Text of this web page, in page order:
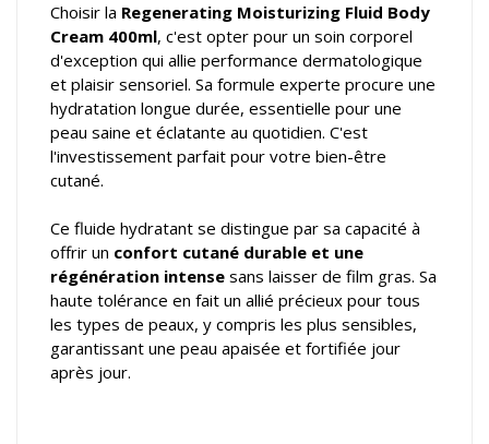
Choisir la Regenerating Moisturizing Fluid Body
Cream 400ml, c'est opter pour un soin corporel
d'exception qui allie performance dermatologique
et plaisir sensoriel. Sa formule experte procure une
hydratation longue durée, essentielle pour une
peau saine et éclatante au quotidien. C'est
l'investissement parfait pour votre bien-être
cutané.
Ce fluide hydratant se distingue par sa capacité à
offrir un confort cutané durable et une
régénération intense sans laisser de film gras. Sa
haute tolérance en fait un allié précieux pour tous
les types de peaux, y compris les plus sensibles,
garantissant une peau apaisée et fortifiée jour
après jour.